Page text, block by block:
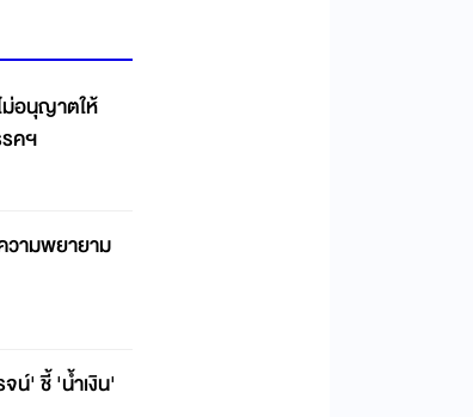
ม่อนุญาตให้
คฯ
วามพยายาม
น์' ชี้ 'น้ำเงิน'